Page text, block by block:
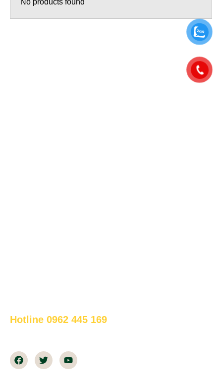
CÔNG TY TNHH THƯƠNG MẠI VÀ ĐẦU TƯ
Hotline 0962 445 169